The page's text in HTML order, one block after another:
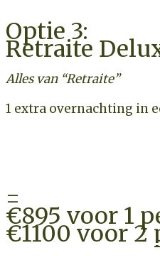
Optie 3:
Retraite
Alles van “Retraite”
1 extra overnachting in
=
€895 voor 1
€1100 voor 2